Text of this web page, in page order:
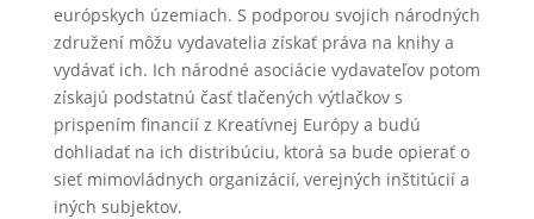
európskych územiach. S podporou svojich národných
združení môžu vydavatelia získať práva na knihy a
vydávať ich. Ich národné asociácie vydavateľov potom
získajú podstatnú časť tlačených výtlačkov s
prispením financií z Kreatívnej Európy a budú
dohliadať na ich distribúciu, ktorá sa bude opierať o
sieť mimovládnych organizácií, verejných inštitúcií a
iných subjektov.